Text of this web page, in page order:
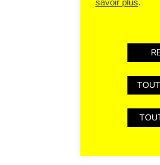
savoir plus.